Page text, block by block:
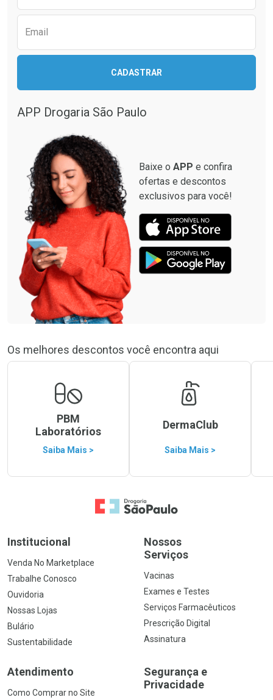
Comprar sem Desconto
Por R$ 664,02/cada
Comprar sem Desconto
Ativar Desconto
Comprar sem Desconto
Email
CADASTRAR
APP Drogaria São Paulo
Baixe o APP e confira
ofertas e descontos
exclusivos para você!
Os melhores descontos você encontra aqui
PBM
Laboratórios
Saiba Mais >
DermaClub
Saiba Mais >
Ir para a Home
Institucional
Venda No Marketplace
Trabalhe Conosco
Ouvidoria
Nossas Lojas
Bulário
Sustentabilidade
Nossos
Serviços
Vacinas
Exames e Testes
Serviços Farmacêuticos
Prescrição Digital
Assinatura
Atendimento
Como Comprar no Site
Segurança e
Privacidade